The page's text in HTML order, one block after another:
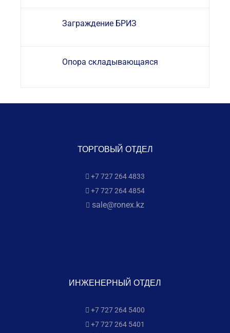
Заграждение БРИЗ
Опора складывающаяся
ТОРГОВЫЙ ОТДЕЛ
+7 727 264 4833
+7 727 264 4854
sale@ronex.kz
ИНЖЕНЕРНЫЙ ОТДЕЛ
+7 727 264 5400
+7 727 264 5401